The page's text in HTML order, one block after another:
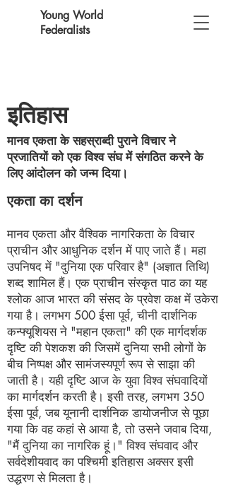
Young World
Federalists
इतिहास
मानव एकता के सहस्राब्दी पुराने विचार ने
प्रजातियों को एक विश्व संघ में संगठित करने के
लिए आंदोलन को जन्म दिया।
एकता का दर्शन
मानव एकता और वैश्विक नागरिकता के विचार
प्राचीन और आधुनिक दर्शन में पाए जाते हैं। महा
उपनिषद में "दुनिया एक परिवार है" (अज्ञात तिथि)
शब्द शामिल हैं। एक प्राचीन संस्कृत पाठ का यह
श्लोक आज भारत की संसद के प्रवेश कक्ष में उकेरा
गया है। लगभग 500 ईसा पूर्व, चीनी दार्शनिक
कन्फ्यूशियस ने "महान एकता" की एक मार्गदर्शक
दृष्टि की पेशकश की जिसमें दुनिया सभी लोगों के
बीच निष्पक्ष और सामंजस्यपूर्ण रूप से साझा की
जाती है। यही दृष्टि आज के युवा विश्व संघवादियों
का मार्गदर्शन करती है। इसी तरह, लगभग 350
ईसा पूर्व, जब यूनानी दार्शनिक डायोजनीज से पूछा
गया कि वह कहां से आया है, तो उसने जवाब दिया,
"मैं दुनिया का नागरिक हूं।" विश्व संघवाद और
सर्वदेशीयवाद का पश्चिमी इतिहास अक्सर इसी
उद्धरण से मिलता है।